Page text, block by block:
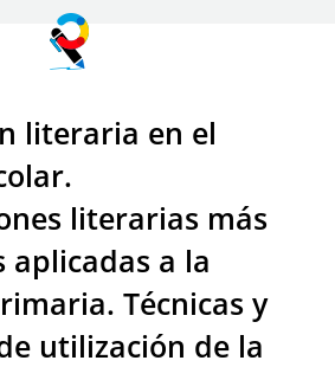
literaria en el
literarias más
a la
Técnicas y
utilización de la